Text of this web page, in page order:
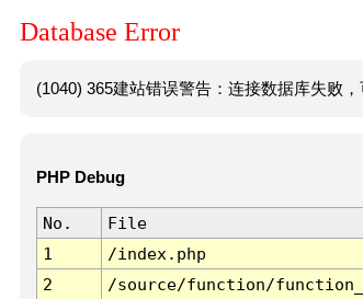
Database Error
(1040) 365建站错误警告：连接数据库失败
PHP Debug
No. File
1
/index.php
2
/source/function/